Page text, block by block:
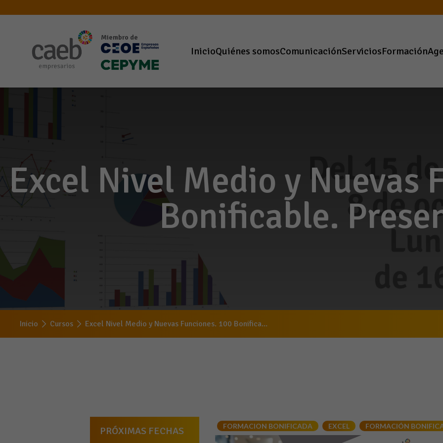
Miembro de
InicioQuiénes somosComunicaciónServiciosFormación
Excel Nivel Medio y Nuevas
Bonificable.
Inicio Cursos Excel Nivel Medio y Nuevas Funciones. 100 Bonifica...
PRÓXIMAS FECHAS FORMACION BONIFICADA EXCEL FORMACIÓN